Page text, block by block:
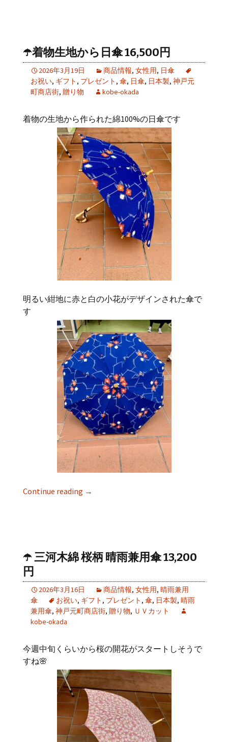
☂️着物生地から日傘 16,500円
2026年3月19日 商品情報, 女性用, 日傘
お祝い, ギフト , プレゼント , 傘, 日傘, 日本製, 神戸元
町商店街, 贈り物 kobe-okada
着物の生地から作られた綿100%の日傘です
明るい紺地に赤と白の小花がデザインされた傘で
す
Continue reading →
☂️ 三河木綿 桜柄 晴雨兼用傘 13,200
円
2026年3月16日 商品情報, 女性用, 晴雨兼用
傘
お祝い, ギフト , プレゼント , 傘, 日本製, 晴雨
兼用傘, 神戸元町商店街, 贈り物, ＵＶカット
kobe-okada
今週中旬くらいから桜の開花がスタートしそうで
すね🌸